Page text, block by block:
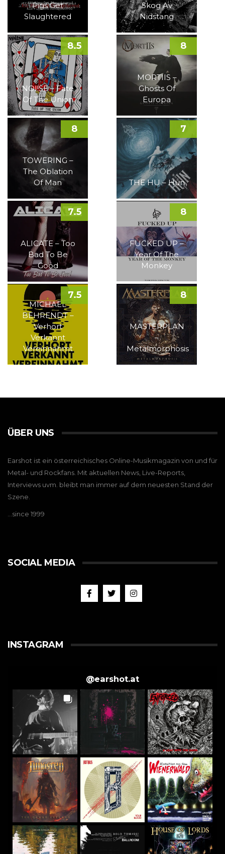
Pigs Get
Slaughtered
Skog Av
Nidstang
NOI!SE – Fate
Of The Union
8.5
MORTIIS –
Ghosts Of
Europa
8
TOWERING –
The Oblation
Of Man
8
THE HU – Hun
7
ALICATE – Too
Bad To Be
Good
7.5
FUCKED UP –
Year Of The
Monkey
8
MICHAEL
BEHRENDT –
Verhört
Verkannt
Vereinnahmt
7.5
MASTERPLAN
–
Metalmorphosis
8
ÜBER UNS
Earshot ist ein österreichisches Online-Musikmagazin von und für
Metal- und Rockfans. Mit aktuellen News, Live-Reports,
Interviews uvm. bleibt man immer auf dem neuesten Stand der
Szene.
…since 1999
SOCIAL MEDIA
INSTAGRAM
@earshot.at